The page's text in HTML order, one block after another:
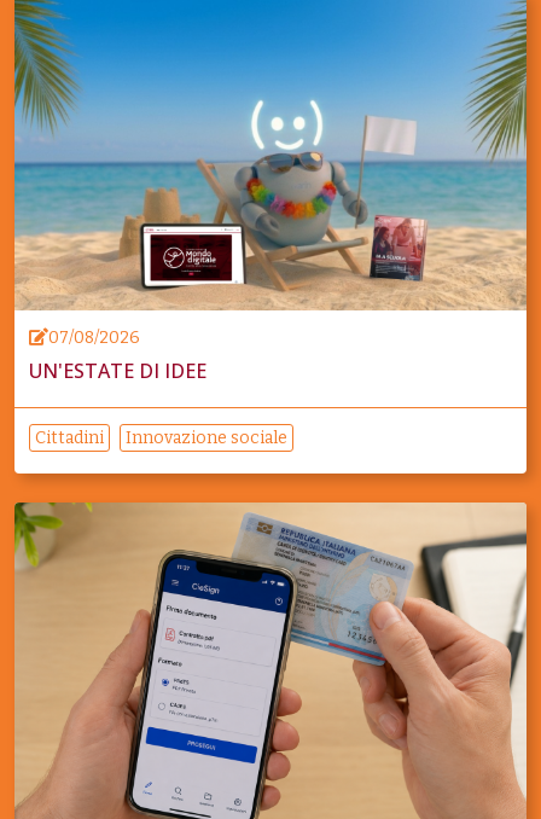
07/08/2026
UN'ESTATE DI IDEE
Cittadini Innovazione sociale